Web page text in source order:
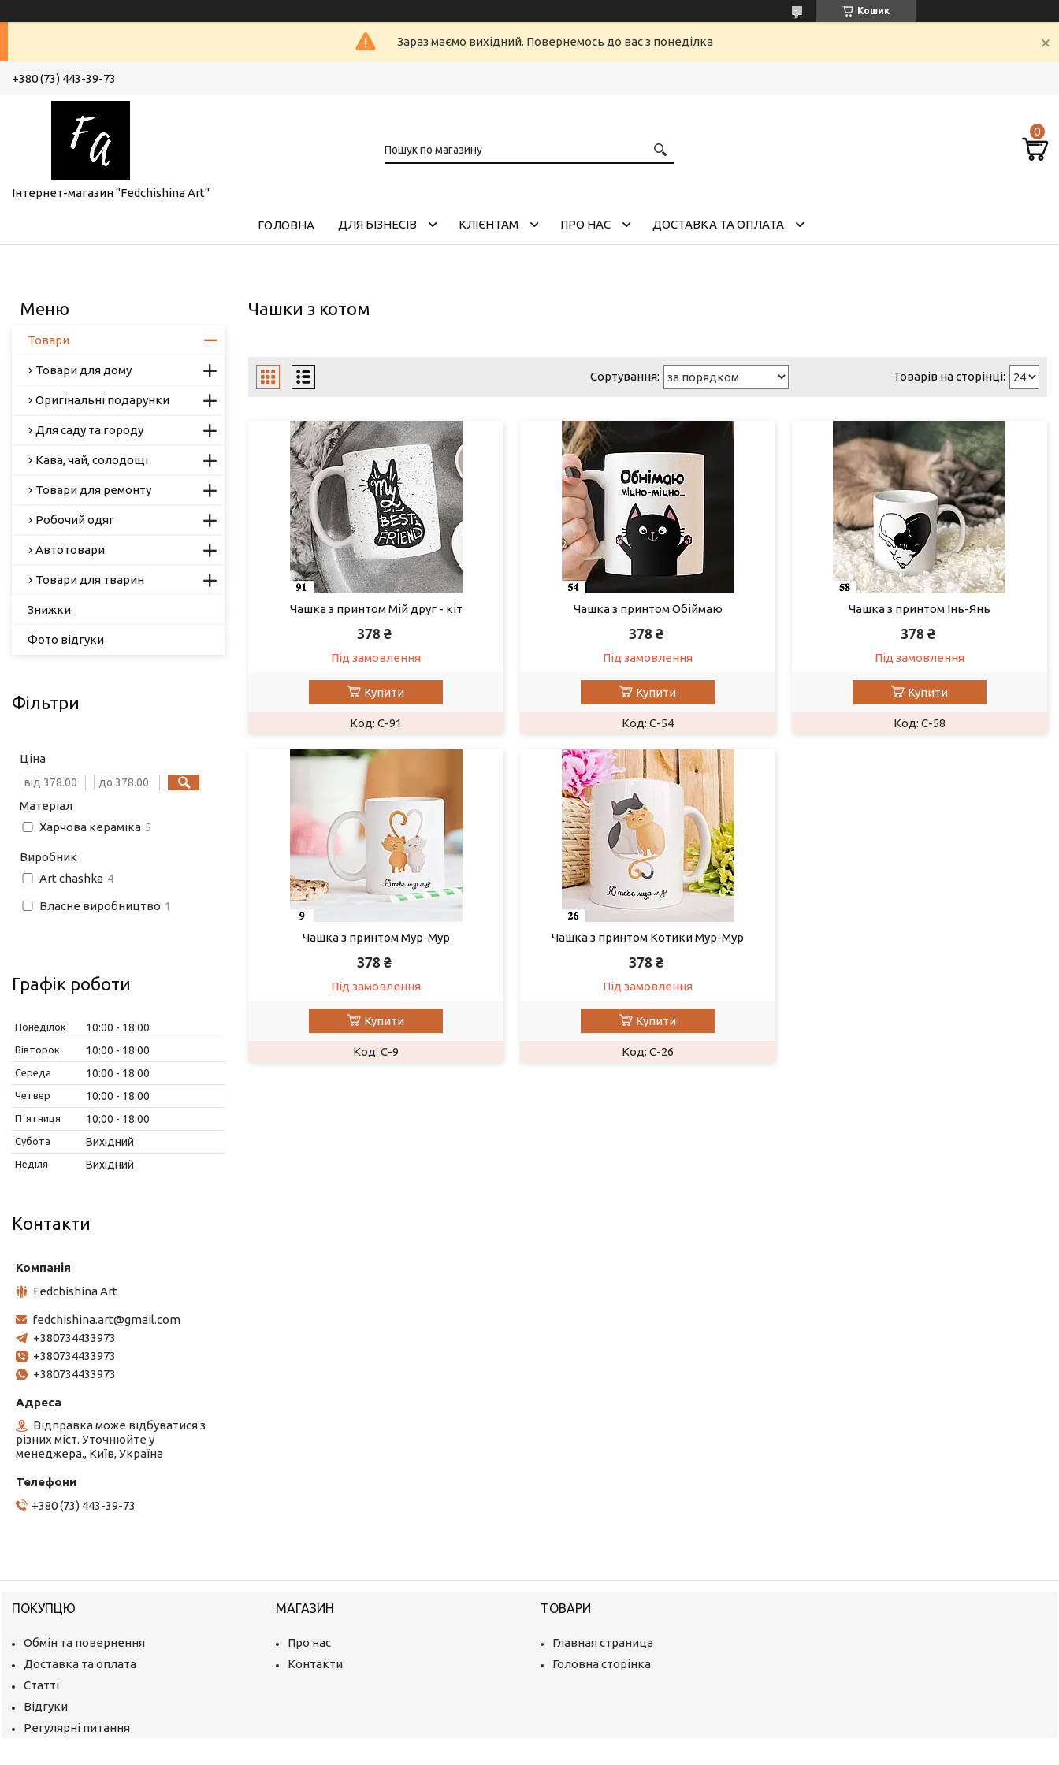
Кошик
Зараз маємо вихідний. Повернемось до вас з понеділка
+380 (73) 443-39-73
Інтернет-магазин "Fedchishina Art"
ГОЛОВНА ДЛЯ БІЗНЕСІВ КЛІЄНТАМ ПРО НАС ДОСТАВКА ТА ОПЛАТА
Чашки з котом
Чашка з принтом Мій друг - кіт
378 ₴
Під замовлення
Купити
C-91
Чашка з принтом Обіймаю
378 ₴
Під замовлення
Купити
C-54
Чашка з принтом Інь-Янь
378 ₴
Під замовлення
Купити
C-58
Чашка з принтом Мур-Мур
378 ₴
Під замовлення
Купити
C-9
Чашка з принтом Котики Мур-Мур
378 ₴
Під замовлення
Купити
C-26
Товари
Товари для дому
Оригінальні подарунки
Для саду та городу
Кава, чай, солодощі
Товари для ремонту
Робочий одяг
Автотовари
Товари для тварин
Знижки
Фото відгуки
Фільтри
Ціна
Матеріал
Харчова кераміка 5
Виробник
Art chashka 4
Власне виробництво 1
Графік роботи
Понеділок 10:00 18:00
Вівторок 10:00 18:00
Середа 10:00 18:00
Четвер 10:00 18:00
Пʼятниця 10:00 18:00
Субота Вихідний
Неділя Вихідний
Контакти
Fedchishina Art
fedchishina.art@gmail.com
+380734433973
+380734433973
+380734433973
Відправка може відбуватися з
різних міст. Уточнюйте у
менеджера., Київ, Україна
+380 (73) 443-39-73
ПОКУПЦЮ
Обмін та повернення
Доставка та оплата
Статті
Відгуки
Регулярні питання
МАГАЗИН
Про нас
Контакти
ТОВАРИ
Главная страница
Головна сторінка